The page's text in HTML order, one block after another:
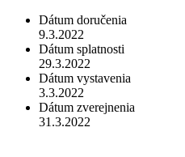
Dátum doručenia
9.3.2022
Dátum splatnosti
29.3.2022
Dátum vystavenia
3.3.2022
Dátum zverejnenia
31.3.2022